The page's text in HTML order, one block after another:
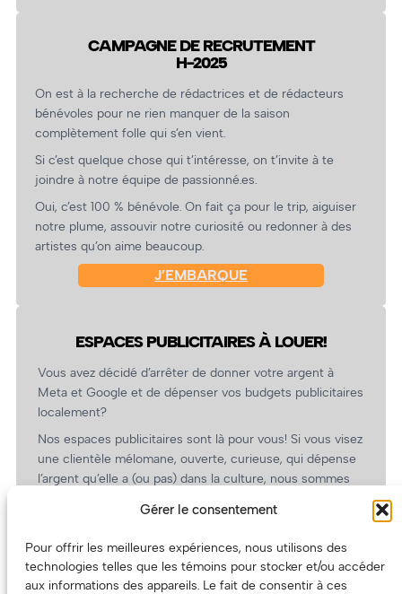
Gérer le consentement
Pour offrir les meilleures expériences, nous utilisons des
technologies telles que les témoins pour stocker et/ou accéder
aux informations des appareils. Le fait de consentir à ces
CAMPAGNE DE RECRUTEMENT
H-2025
On est à la recherche de rédactrices et de rédacteurs
bénévoles pour ne rien manquer de la saison
complètement folle qui s’en vient.
Si c’est quelque chose qui t’intéresse, on t’invite à te
joindre à notre équipe de passionné.es.
Oui, c’est 100 % bénévole. On fait ça pour le trip, aiguiser
notre plume, assouvir notre curiosité ou redonner à des
artistes qu’on aime beaucoup.
J’EMBARQUE
ESPACES PUBLICITAIRES À LOUER!
Vous avez décidé d’arrêter de donner votre argent à
Meta et Google et de dépenser vos budgets publicitaires
localement?
Nos espaces publicitaires sont là pour vous! Si vous visez
une clientèle mélomane, ouverte, curieuse, qui dépense
l’argent qu’elle a (ou pas) dans la culture, nous sommes
revient.
(Oui, on va avoir des tarifs spéciaux pour vous, les